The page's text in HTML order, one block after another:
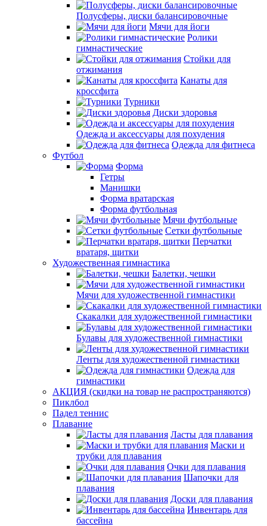
Полусферы, диски балансировочные
Мячи для йоги
Ролики
гимнастические
Стойки для
отжимания
Канаты для
кроссфита
Турники
Диски здоровья
Одежда и аксессуары для похудения
Одежда для фитнеса
Футбол
Форма
Гетры
Манишки
Форма вратарская
Форма футбольная
Мячи футбольные
Сетки футбольные
Перчатки
вратаря, щитки
Художественная гимнастика
Балетки, чешки
Мячи для художественной гимнастики
Скакалки для художественной гимнастики
Булавы для художественной гимнастики
Ленты для художественной гимнастики
Одежда для
гимнастики
АКЦИЯ (скидки на товар не распространяются)
Пиклбол
Падел теннис
Плавание
Ласты для плавания
Маски и
трубки для плавания
Очки для плавания
Шапочки для
плавания
Доски для плавания
Инвентарь для
бассейна